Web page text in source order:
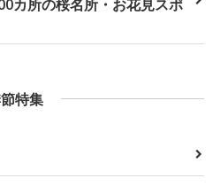
カ所の桜名所・お花見スポ
特集